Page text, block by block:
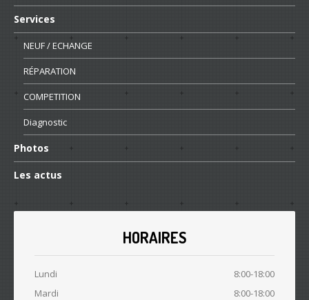
Services
NEUF/ ECHANGE
RÉPARATION
COMPETITION
Diagnostic
Photos
Les actus
HORAIRES
Lundi
8:00-18:00
Mardi
8:00-18:00